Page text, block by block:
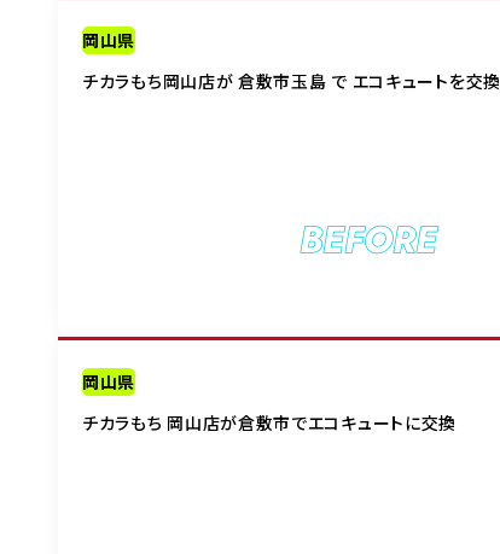
岡山県
チカラもち岡山店が 倉敷市玉島 で エコキュートを交換
BEFORE
岡山県
チカラもち 岡山店が倉敷市でエコキュートに交換